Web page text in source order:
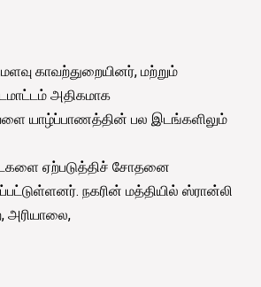
காவற்துறையினர், மற்றும்
அதிகமாக
யாழ்ப்பாணத்தின் பல இடங்களிலும்
ஏற்படுத்திச் சோதனை
நகரின் மத்தியில் ஸ்ரான்லி
அரியாலை,